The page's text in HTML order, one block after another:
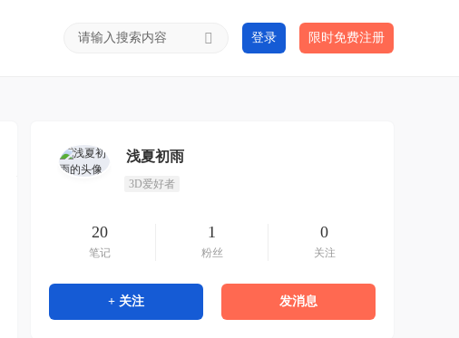
登录 限时免费注册
浅夏初雨
3D爱好者
20
笔记
1
粉丝
0
关注
+ 关注 发消息